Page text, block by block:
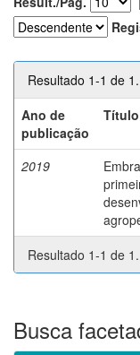
Resultado 1-1 de 1.
Ano de
publicação
Título
2019
Resultado 1-1 de 1.
Busca